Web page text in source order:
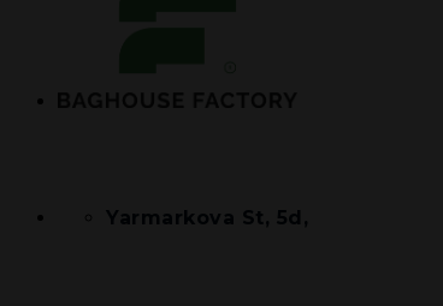
Yarmarkova St, 5d,